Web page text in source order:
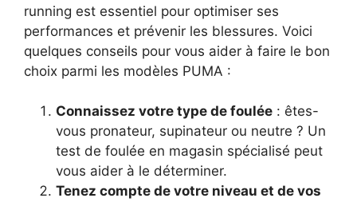
running est essentiel pour optimiser ses
performances et prévenir les blessures. Voici
quelques conseils pour vous aider à faire le bon
choix parmi les modèles PUMA :
Connaissez votre type de foulée : êtes-
vous pronateur, supinateur ou neutre ? Un
test de foulée en magasin spécialisé peut
vous aider à le déterminer.
Tenez compte de votre niveau et de vos